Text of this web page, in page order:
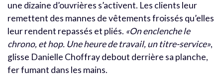
une dizaine d’ouvrières s’activent. Les clients leur
remettent des mannes de vêtements froissés qu’elles
leur rendent repassés et pliés. «On enclenche le
chrono, et hop. Une heure de travail, un titre-service»,
glisse Danielle Choffray debout derrière sa planche,
fer fumant dans les mains.